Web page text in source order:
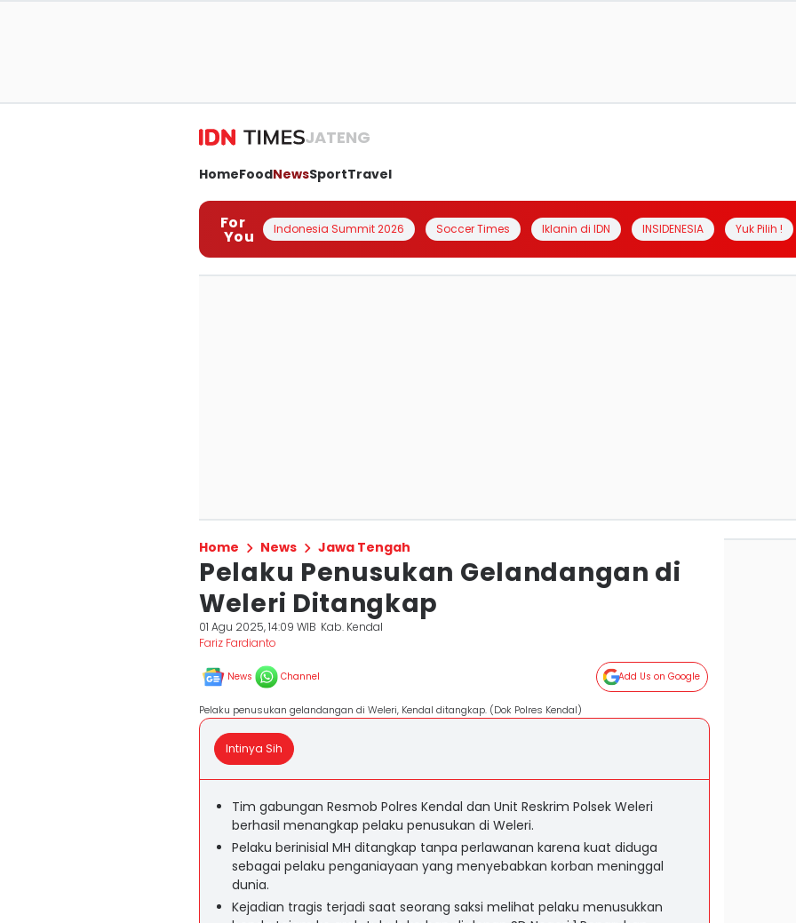
JATENG
HomeFoodNewsSportTravel
For
You Indonesia Summit 2026 Soccer Times Iklanin di IDN INSIDENESIA Yuk Pilih !
Home News Jawa Tengah
Pelaku Penusukan Gelandangan di
Weleri Ditangkap
01 Agu 2025, 14:09 WIB Kab. Kendal
Fariz Fardianto
News Channel Add Us on Google
Pelaku penusukan gelandangan di Weleri, Kendal ditangkap. (Dok Polres Kendal)
Intinya Sih
Tim gabungan Resmob Polres Kendal dan Unit Reskrim Polsek Weleri
berhasil menangkap pelaku penusukan di Weleri.
Pelaku berinisial MH ditangkap tanpa perlawanan karena kuat diduga
sebagai pelaku penganiayaan yang menyebabkan korban meninggal
dunia.
Kejadian tragis terjadi saat seorang saksi melihat pelaku menusukkan